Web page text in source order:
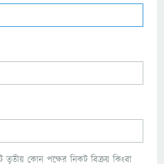
তৃতীয় কোন পক্ষের নিকট বিক্রয় কিংবা